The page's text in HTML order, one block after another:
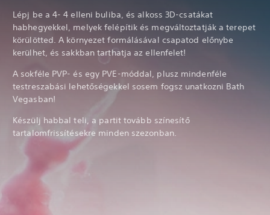
Lépj be a 4- 4 elleni buliba, és alkoss 3D-csatákat
habhegyekkel, melyek felépítik és megváltoztatják a terepet
körülötted. A környezet formálásával csapatod előnybe
kerülhet, és sakkban tarthatja az ellenfelet!
A sokféle PVP- és egy PVE-móddal, plusz mindenféle
testreszabási lehetőségekkel sosem fogsz unatkozni Bath
Vegasban!
Készülj habbal teli, a partit tovább színesítő
tartalomfrissítésekre minden szezonban.